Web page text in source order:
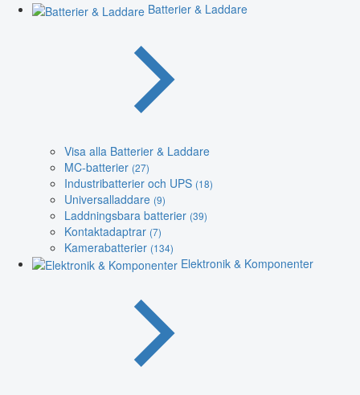
Batterier & Laddare
Visa alla Batterier & Laddare
MC-batterier (27)
Industribatterier och UPS (18)
Universalladdare (9)
Laddningsbara batterier (39)
Kontaktadaptrar (7)
Kamerabatterier (134)
Elektronik & Komponenter